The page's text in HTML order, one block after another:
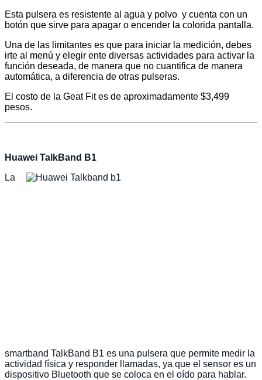
Esta pulsera es resistente al agua y polvo y cuenta con un
botón que sirve para apagar o encender la colorida pantalla.
Una de las limitantes es que para iniciar la medición, debes
irte al menú y elegir ente diversas actividades para activar la
función deseada, de manera que no cuantifica de manera
automática, a diferencia de otras pulseras.
El costo de la Geat Fit es de aproximadamente $3,499
pesos.
Huawei TalkBand B1
La
smartband TalkBand B1 es una pulsera que permite medir la
actividad física y responder llamadas, ya que el sensor es un
dispositivo Bluetooth que se coloca en el oído para hablar.